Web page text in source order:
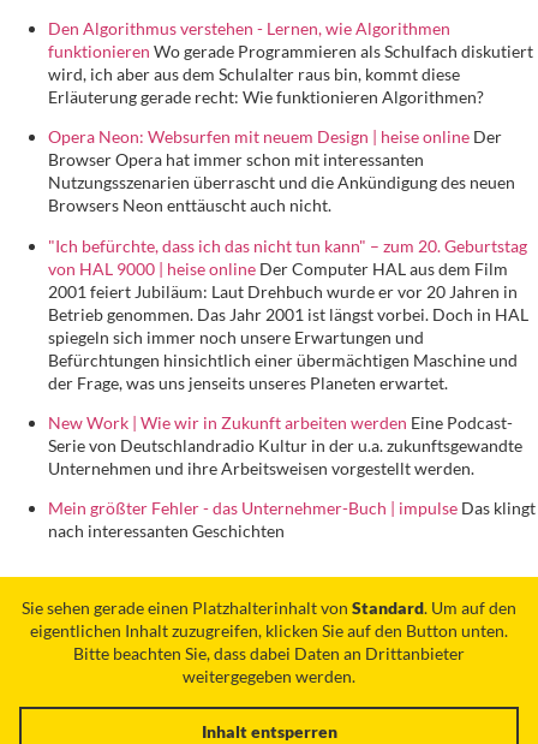
Den Algorithmus verstehen - Lernen, wie Algorithmen
funktionieren Wo gerade Programmieren als Schulfach diskutiert
wird, ich aber aus dem Schulalter raus bin, kommt diese
Erläuterung gerade recht: Wie funktionieren Algorithmen?
Opera Neon: Websurfen mit neuem Design | heise online Der
Browser Opera hat immer schon mit interessanten
Nutzungsszenarien überrascht und die Ankündigung des neuen
Browsers Neon enttäuscht auch nicht.
"Ich befürchte, dass ich das nicht tun kann" – zum 20. Geburtstag
von HAL 9000 | heise online Der Computer HAL aus dem Film
2001 feiert Jubiläum: Laut Drehbuch wurde er vor 20 Jahren in
Betrieb genommen. Das Jahr 2001 ist längst vorbei. Doch in HAL
spiegeln sich immer noch unsere Erwartungen und
Befürchtungen hinsichtlich einer übermächtigen Maschine und
der Frage, was uns jenseits unseres Planeten erwartet.
New Work | Wie wir in Zukunft arbeiten werden Eine Podcast-
Serie von Deutschlandradio Kultur in der u.a. zukunftsgewandte
Unternehmen und ihre Arbeitsweisen vorgestellt werden.
Mein größter Fehler - das Unternehmer-Buch | impulse Das klingt
nach interessanten Geschichten
Sie sehen gerade einen Platzhalterinhalt von Standard. Um auf den
eigentlichen Inhalt zuzugreifen, klicken Sie auf den Button unten.
Bitte beachten Sie, dass dabei Daten an Drittanbieter
weitergegeben werden.
Inhalt entsperren